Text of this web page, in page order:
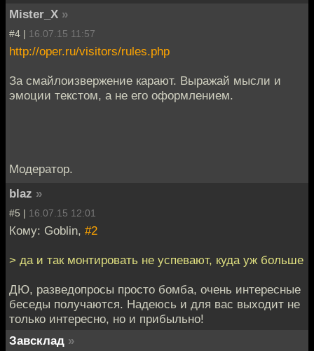
Mister_X »
#4 | 16.07.15 11:57
http://oper.ru/visitors/rules.php
За смайлоизвержение карают. Выражай мысли и
эмоции текстом, а не его оформлением.
Модератор.
blaz »
#5 | 16.07.15 12:01
Кому: Goblin, #2
> да и так монтировать не успевают, куда уж больше
ДЮ, разведопросы просто бомба, очень интересные
беседы получаются. Надеюсь и для вас выходит не
только интересно, но и прибыльно!
Завсклад »